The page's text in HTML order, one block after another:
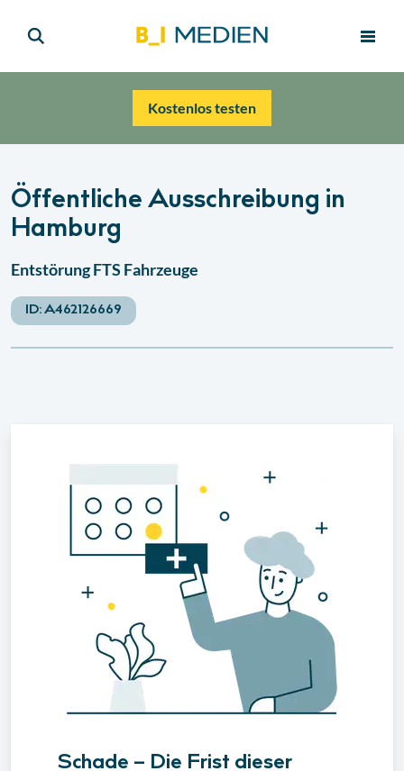
Kostenlos testen
Öffentliche Ausschreibung in
Hamburg
Entstörung FTS Fahrzeuge
ID:A462126669
Schade – Die Frist dieser